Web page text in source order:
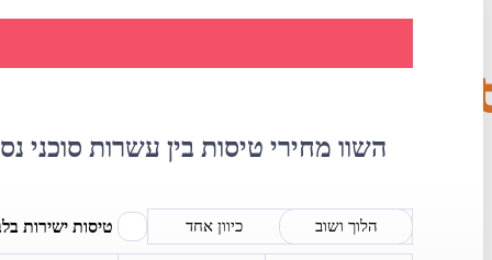
בחו"ל
השוו מחירי טיסות בין עשרות סוכני
הלוך ושוב כיוון אחד טיסות ישירות